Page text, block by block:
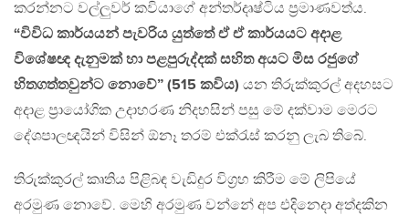
කරන්නට වල්ලුවර් කවියාගේ අන්තර්දෘෂ්ටිය ප්‍රමාණවත්ය.
“විවිධ කාර්යයන් පැවරිය යුත්තේ ඒ ඒ කාර්යයට අදාළ
විශේෂඥ දැනුමක් හා පළපුරුද්දක් සහිත අයට මිස රජුගේ
හිතගත්තවුන්ට නොවේ” (515 කවිය) යන තිරුක්කුරල් අදහසට
අදාළ ප්‍රායෝගික උදාහරණ නිදහසින් පසු මේ දක්වාම මෙරට
දේශපාලඥයින් විසින් ඕනෑ තරම් එක්රැස් කරනු ලැබ තිබේ.
තිරුක්කුරල් කෘතිය පිළිබඳ වැඩිදුර විග්‍රහ කිරීම මේ ලිපියේ
අරමුණ නොවේ. මෙහි අරමුණ වන්නේ අප එදිනෙදා අත්දකින